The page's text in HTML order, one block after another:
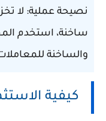
نصيحة عملية: لا
ساخنة، استخدم
والساخنة
كيفية